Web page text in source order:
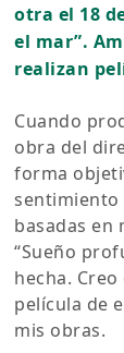
otra el 18
el mar”.
realizan
Cuando
obra del
forma
sentimiento
basadas en
“Sueño
hecha.
película de
mis obras.